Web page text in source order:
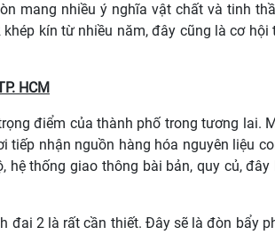
mang nhiều ý nghĩa vật chất và tinh
kín từ nhiều năm, đây cũng là cơ
HCM
điểm của thành phố trong tương lai.
tiếp nhận nguồn hàng hóa nguyên liệu
hệ thống giao thông bài bản, quy củ,
đai 2 là rất cần thiết. Đây sẽ là đòn bẩy